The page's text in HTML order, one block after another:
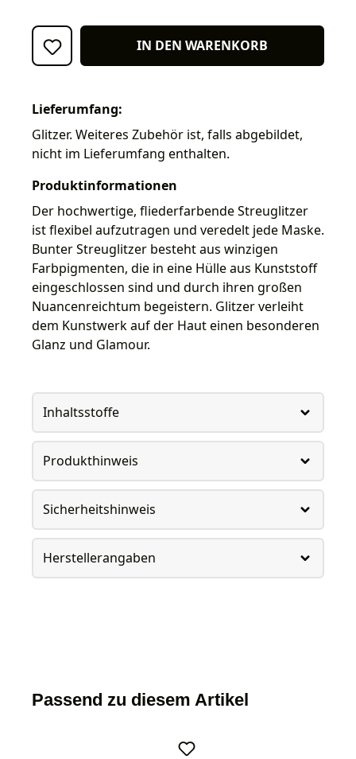
IN DEN WARENKORB
Lieferumfang:
Glitzer. Weiteres Zubehör ist, falls abgebildet,
nicht im Lieferumfang enthalten.
Produktinformationen
Der hochwertige, fliederfarbende Streuglitzer
ist flexibel aufzutragen und veredelt jede Maske.
Bunter Streuglitzer besteht aus winzigen
Farbpigmenten, die in eine Hülle aus Kunststoff
eingeschlossen sind und durch ihren großen
Nuancenreichtum begeistern. Glitzer verleiht
dem Kunstwerk auf der Haut einen besonderen
Glanz und Glamour.
Inhaltsstoffe
Produkthinweis
Sicherheitshinweis
Herstellerangaben
Passend zu diesem Artikel